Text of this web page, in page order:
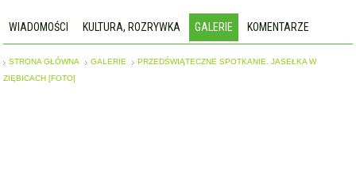
WIADOMOŚCI KULTURA, ROZRYWKA GALERIE KOMENTARZE
STRONA GŁÓWNA GALERIE
PRZEDŚWIĄTECZNE SPOTKANIE. JASEŁKA W
ZIĘBICACH [FOTO]